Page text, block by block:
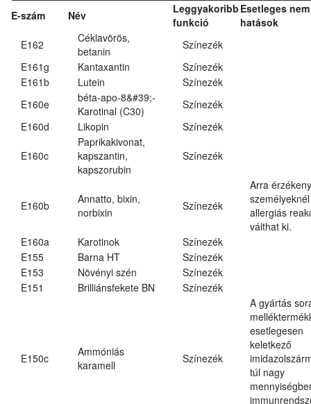
E-szám Név
Leggyakoribb
funkció
Esetleges
hatások
E162
Céklavörös,
betanin
Színezék
E161g
Kantaxantin
Színezék
E161b
Lutein
Színezék
E160e
béta-apo-8&#39;-
Karotinal (C30)
Színezék
E160d
Likopin Színezék
E160c
Paprikakivonat,
kapszantin,
kapszorubin
Színezék
E160b
Annatto, bixin,
norbixin
Színezék
Arra érzékeny
személyeknél
allergiás
válthat ki.
E160a
Karotinok
Színezék
E155
Barna HT
Színezék
E153
Növényi szén
Színezék
E151
Brilliánsfekete BN Színezék
E150c
Ammóniás
karamell
Színezék
A gyártás
esetlegesen
keletkező
túl nagy